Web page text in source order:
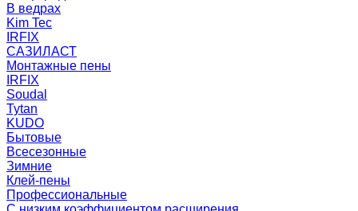
В ведрах
Kim Tec
IRFIX
САЗИЛАСТ
Монтажные пены
IRFIX
Soudal
Tytan
KUDO
Бытовые
Всесезонные
Зимние
Клей-пены
Профессиональные